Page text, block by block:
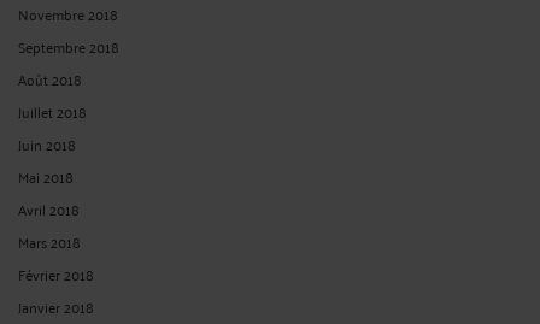
Novembre 2018
Septembre 2018
Août 2018
Juillet 2018
Juin 2018
Mai 2018
Avril 2018
Mars 2018
Février 2018
Janvier 2018